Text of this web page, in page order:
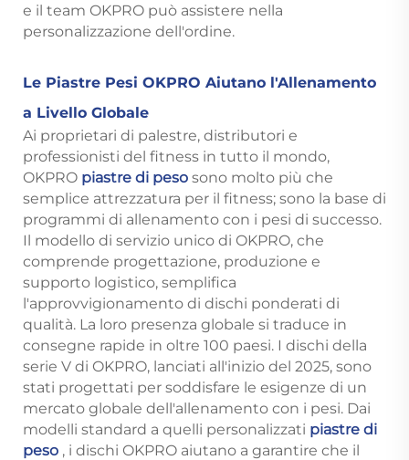
e il team OKPRO può assistere nella
personalizzazione dell'ordine.
Le Piastre Pesi OKPRO Aiutano l'Allenamento
a Livello Globale
Ai proprietari di palestre, distributori e
professionisti del fitness in tutto il mondo,
OKPRO piastre di peso sono molto più che
semplice attrezzatura per il fitness; sono la base di
programmi di allenamento con i pesi di successo.
Il modello di servizio unico di OKPRO, che
comprende progettazione, produzione e
supporto logistico, semplifica
l'approvvigionamento di dischi ponderati di
qualità. La loro presenza globale si traduce in
consegne rapide in oltre 100 paesi. I dischi della
serie V di OKPRO, lanciati all'inizio del 2025, sono
stati progettati per soddisfare le esigenze di un
mercato globale dell'allenamento con i pesi. Dai
modelli standard a quelli personalizzati piastre di
peso , i dischi OKPRO aiutano a garantire che il